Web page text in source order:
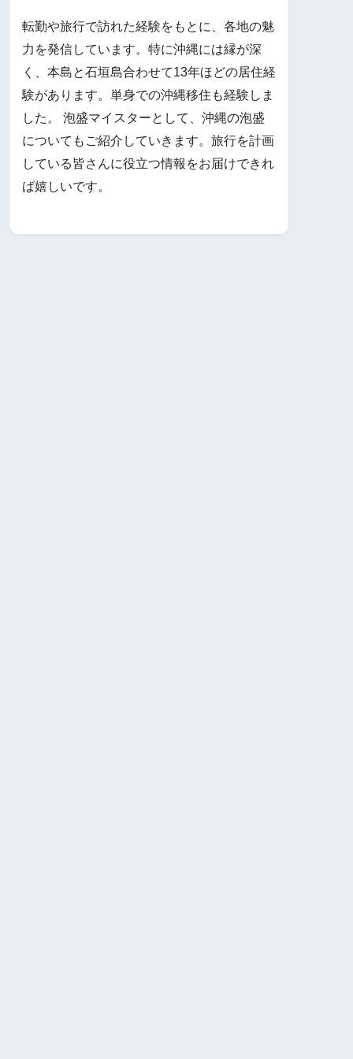
転勤や旅行で訪れた経験をもとに、各地の魅
力を発信しています。特に沖縄には縁が深
く、本島と石垣島合わせて13年ほどの居住経
験があります。単身での沖縄移住も経験しま
した。 泡盛マイスターとして、沖縄の泡盛
についてもご紹介していきます。旅行を計画
している皆さんに役立つ情報をお届けできれ
ば嬉しいです。